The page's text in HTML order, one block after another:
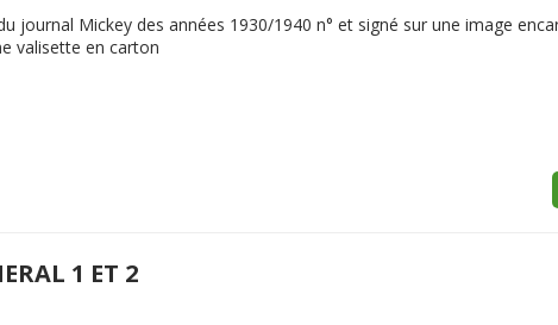
journal Mickey des années 1930/1940 n° et signé sur une image
valisette en carton
1 ET 2